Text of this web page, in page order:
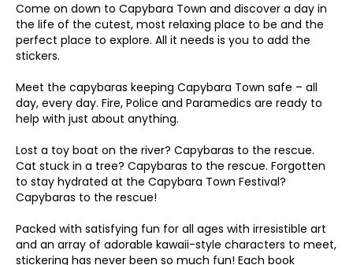
Come on down to Capybara Town and discover a day in
the life of the cutest, most relaxing place to be and the
perfect place to explore. All it needs is you to add the
stickers.
Meet the capybaras keeping Capybara Town safe – all
day, every day. Fire, Police and Paramedics are ready to
help with just about anything.
Lost a toy boat on the river? Capybaras to the rescue.
Cat stuck in a tree? Capybaras to the rescue. Forgotten
to stay hydrated at the Capybara Town Festival?
Capybaras to the rescue!
Packed with satisfying fun for all ages with irresistible art
and an array of adorable kawaii-style characters to meet,
stickering has never been so much fun! Each book